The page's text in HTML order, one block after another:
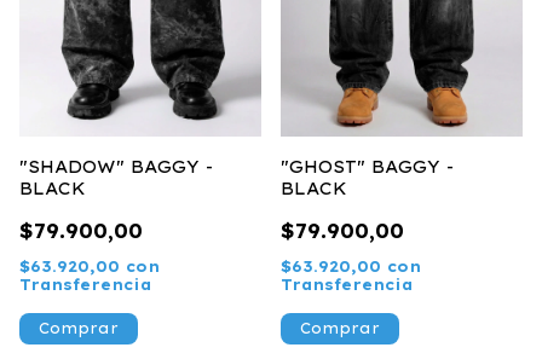
"SHADOW" BAGGY -
BLACK
$79.900,00
$63.920,00 con
Transferencia
Comprar
"GHOST" BAGGY -
BLACK
$79.900,00
$63.920,00 con
Transferencia
Comprar